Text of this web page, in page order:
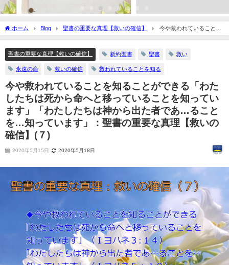
ホーム Blog 聖書の重要な真理【救いの確信】
今や救われていることを
知ることができる「わたしたちは死から命へと移っていることを知っています」「わ
の確信】(７)
聖書の重要な真理【救いの確信】 新約聖書 聖書 救い
永遠の命 救いの確信 救われていることを知る
今や救われていることを知ることができる「わた
したちは死から命へと移っていることを知ってい
ます」「わたしたちは神から出た者であ…ること
を…知っています」：聖書の重要な真理【救いの
確信】(７)
2020年5月15日 2020年5月18日